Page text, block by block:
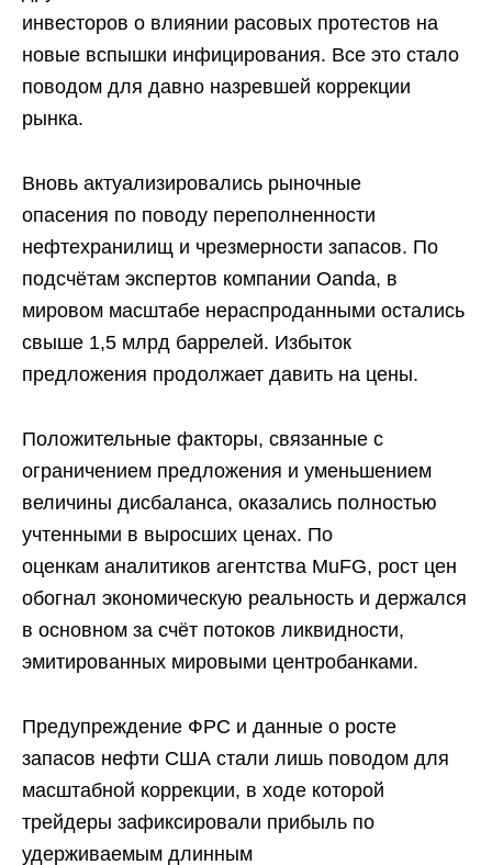
инвесторов о влиянии расовых протестов на
новые вспышки инфицирования. Все это стало
поводом для давно назревшей коррекции
рынка.
Вновь актуализировались рыночные
опасения по поводу переполненности
нефтехранилищ и чрезмерности запасов. По
подсчётам экспертов компании Oanda, в
мировом масштабе нераспроданными остались
свыше 1,5 млрд баррелей. Избыток
предложения продолжает давить на цены.
Положительные факторы, связанные с
ограничением предложения и уменьшением
величины дисбаланса, оказались полностью
учтенными в выросших ценах. По
оценкам аналитиков агентства МuFG, рост цен
обогнал экономическую реальность и держался
в основном за счёт потоков ликвидности,
эмитированных мировыми центробанками.
Предупреждение ФРС и данные о росте
запасов нефти США стали лишь поводом для
масштабной коррекции, в ходе которой
трейдеры зафиксировали прибыль по
удерживаемым длинным